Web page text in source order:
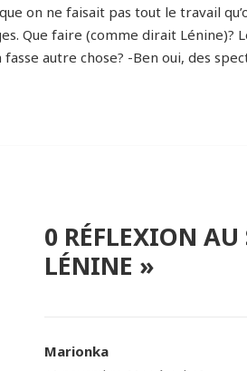
on ne faisait pas tout le travail
Que faire (comme dirait Lénine)?
fasse autre chose? -Ben oui, des
0 RÉFLEXION AU
LÉNINE »
Marionka